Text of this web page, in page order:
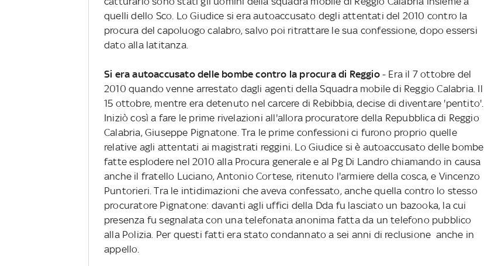
quelli dello Sco. Lo Giudice si era autoaccusato degli attentati del 2010 contro la
procura del capoluogo calabro, salvo poi ritrattare le sua confessione, dopo essersi
dato alla latitanza.
Si era autoaccusato delle bombe contro la procura di Reggio - Era il 7 ottobre del
2010 quando venne arrestato dagli agenti della Squadra mobile di Reggio Calabria. Il
15 ottobre, mentre era detenuto nel carcere di Rebibbia, decise di diventare 'pentito'.
Iniziò così a fare le prime rivelazioni all'allora procuratore della Repubblica di Reggio
Calabria, Giuseppe Pignatone. Tra le prime confessioni ci furono proprio quelle
relative agli attentati ai magistrati reggini. Lo Giudice si è autoaccusato delle bombe
fatte esplodere nel 2010 alla Procura generale e al Pg Di Landro chiamando in causa
anche il fratello Luciano, Antonio Cortese, ritenuto l'armiere della cosca, e Vincenzo
Puntorieri. Tra le intidimazioni che aveva confessato, anche quella contro lo stesso
procuratore Pignatone: davanti agli uffici della Dda fu lasciato un bazooka, la cui
presenza fu segnalata con una telefonata anonima fatta da un telefono pubblico
alla Polizia. Per questi fatti era stato condannato a sei anni di reclusione anche in
appello.